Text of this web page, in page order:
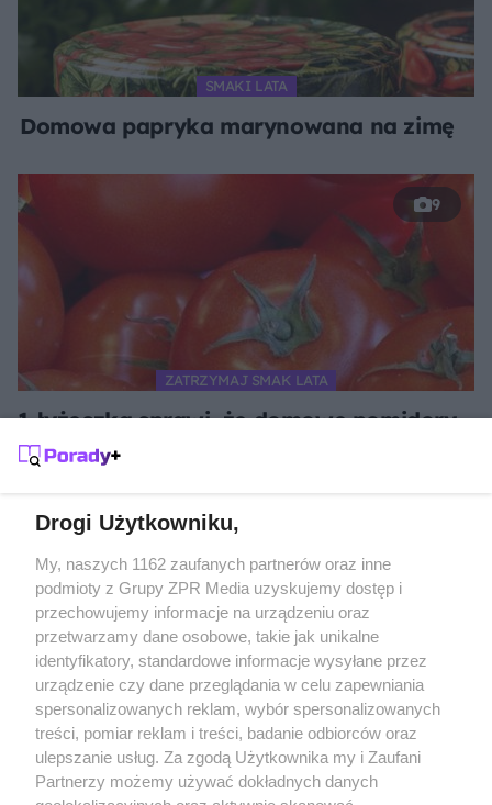
SMAKI LATA
Domowa papryka marynowana na zimę
9
ZATRZYMAJ SMAK LATA
1 łyżeczka sprawi, że domowe pomidory
w słoikach będą jędrne i aromatyczne
Żaden utwór zamieszczony w serwisie nie może być powielany i
rozpowszechniany lub dalej rozpowszechniany w jakikolwiek sposób
(w tym także elektroniczny lub mechaniczny) na jakimkolwiek polu
eksploatacji w jakiejkolwiek formie, włącznie z umieszczaniem w
Internecie bez pisemnej zgody właściciela praw. Jakiekolwiek użycie
lub wykorzystanie utworów w całości lub w części z naruszeniem
prawa, tzn. bez właściwej zgody, jest zabronione pod groźbą kary i
może być ścigane prawnie.
Drogi Użytkowniku,
My, naszych 1162 zaufanych partnerów oraz inne
podmioty z Grupy ZPR Media uzyskujemy dostęp i
przechowujemy informacje na urządzeniu oraz
przetwarzamy dane osobowe, takie jak unikalne
identyfikatory, standardowe informacje wysyłane przez
urządzenie czy dane przeglądania w celu zapewniania
spersonalizowanych reklam, wybór spersonalizowanych
treści, pomiar reklam i treści, badanie odbiorców oraz
ulepszanie usług. Za zgodą Użytkownika my i Zaufani
Partnerzy możemy używać dokładnych danych